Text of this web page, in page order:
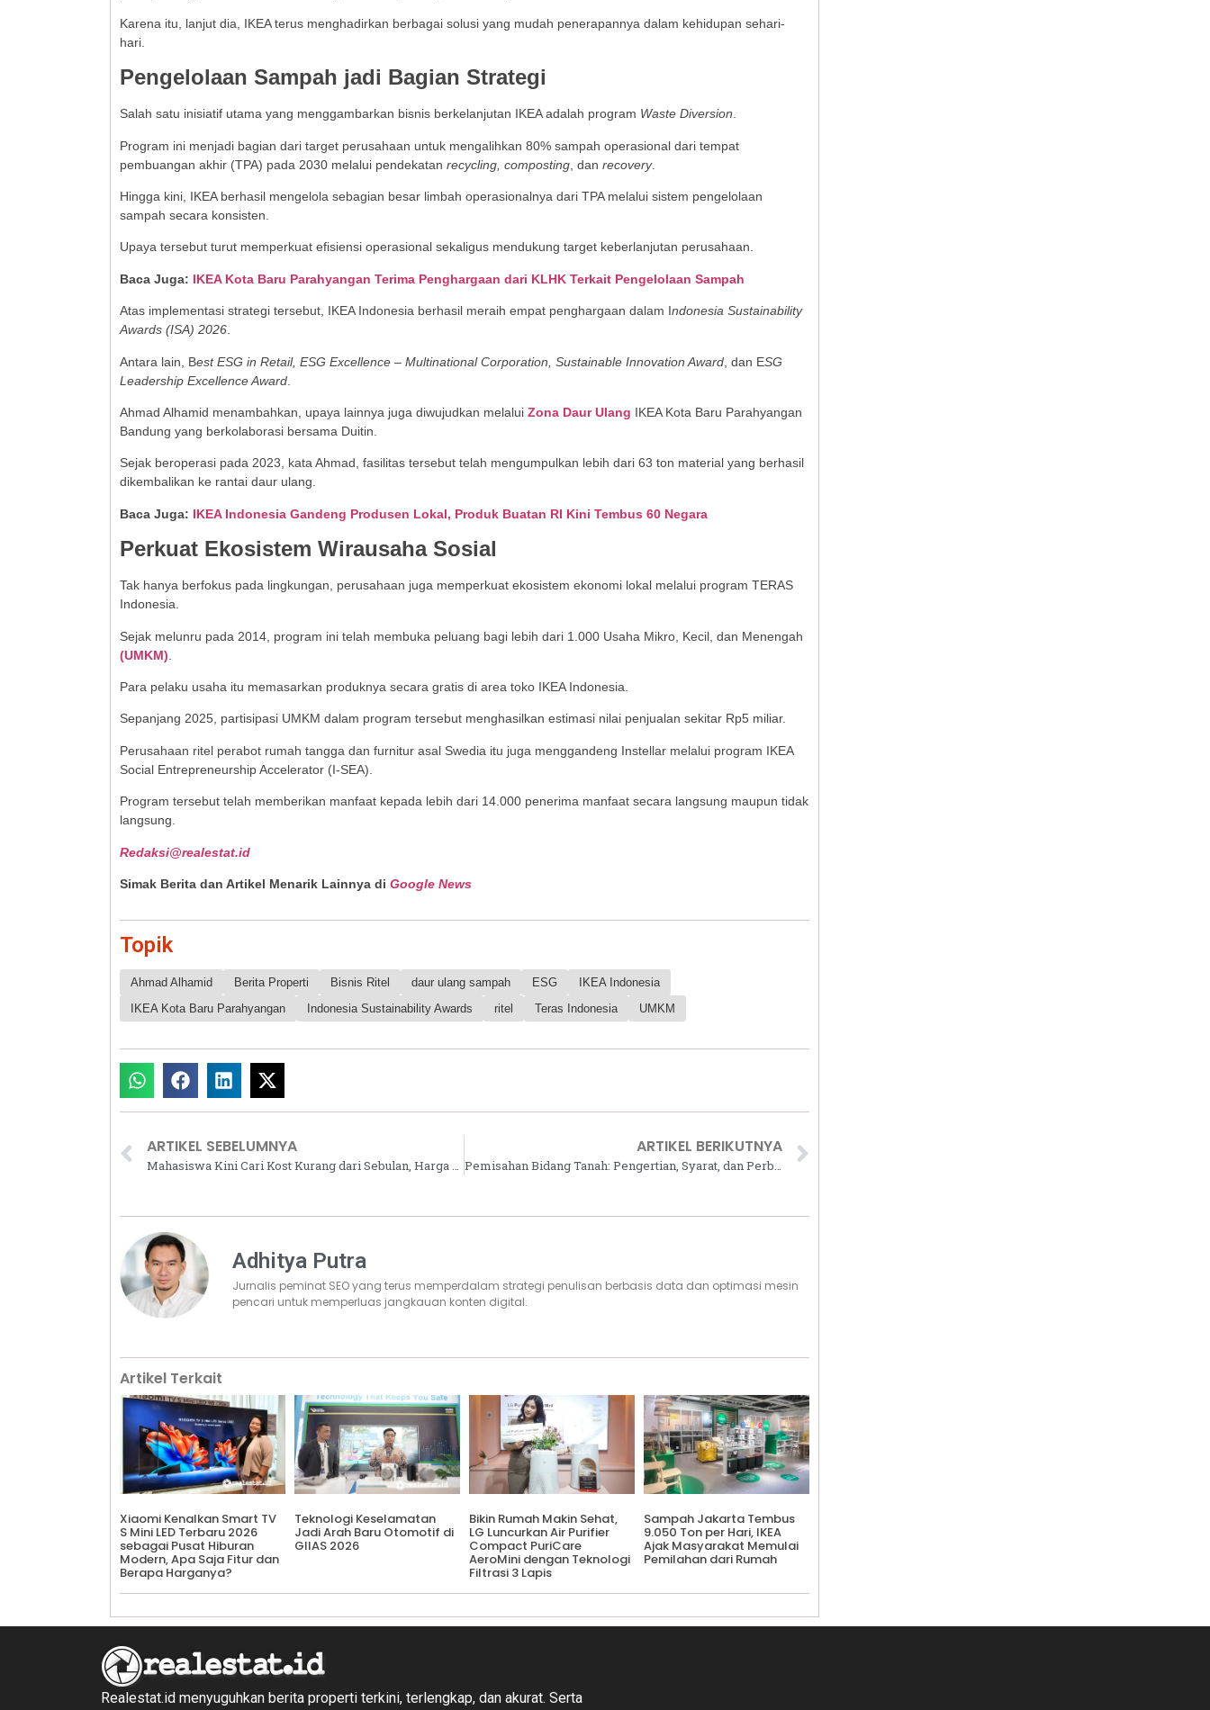
Karena itu, lanjut dia, IKEA terus menghadirkan berbagai solusi yang mudah penerapannya dalam kehidupan sehari-
hari.
Pengelolaan Sampah jadi Bagian Strategi
Salah satu inisiatif utama yang menggambarkan bisnis berkelanjutan IKEA adalah program Waste Diversion.
Program ini menjadi bagian dari target perusahaan untuk mengalihkan 80% sampah operasional dari tempat
pembuangan akhir (TPA) pada 2030 melalui pendekatan recycling, composting , dan recovery.
Hingga kini, IKEA berhasil mengelola sebagian besar limbah operasionalnya dari TPA melalui sistem pengelolaan
sampah secara konsisten.
Upaya tersebut turut memperkuat efisiensi operasional sekaligus mendukung target keberlanjutan perusahaan.
Baca Juga: IKEA Kota Baru Parahyangan Terima Penghargaan dari KLHK Terkait Pengelolaan Sampah
Atas implementasi strategi tersebut, IKEA Indonesia berhasil meraih empat penghargaan dalam Indonesia Sustainability
Awards (ISA) 2026.
Antara lain, Best ESG in Retail, ESG Excellence – Multinational Corporation, Sustainable Innovation Award , dan ESG
Leadership Excellence Award
Ahmad Alhamid menambahkan, upaya lainnya juga diwujudkan melalui Zona Daur Ulang IKEA Kota Baru Parahyangan
Bandung yang berkolaborasi bersama Duitin.
Sejak beroperasi pada 2023, kata Ahmad, fasilitas tersebut telah mengumpulkan lebih dari 63 ton material yang berhasil
dikembalikan ke rantai daur ulang.
Baca Juga: IKEA Indonesia Gandeng Produsen Lokal, Produk Buatan RI Kini Tembus 60 Negara
Perkuat Ekosistem Wirausaha Sosial
Tak hanya berfokus pada lingkungan, perusahaan juga memperkuat ekosistem ekonomi lokal melalui program TERAS
Indonesia.
Sejak melunru pada 2014, program ini telah membuka peluang bagi lebih dari 1.000 Usaha Mikro, Kecil, dan Menengah
(UMKM)
Para pelaku usaha itu memasarkan produknya secara gratis di area toko IKEA Indonesia.
Sepanjang 2025, partisipasi UMKM dalam program tersebut menghasilkan estimasi nilai penjualan sekitar Rp5 miliar.
Perusahaan ritel perabot rumah tangga dan furnitur asal Swedia itu juga menggandeng Instellar melalui program IKEA
Social Entrepreneurship Accelerator (I-SEA).
Program tersebut telah memberikan manfaat kepada lebih dari 14.000 penerima manfaat secara langsung maupun tidak
langsung.
Redaksi@realestat.id
Simak Berita dan Artikel Menarik Lainnya di Google News
Topik
Ahmad Alhamid Berita Properti Bisnis Ritel daur ulang sampah ESG
IKEA Indonesia
IKEA Kota Baru Parahyangan
Indonesia Sustainability Awards ritel Teras Indonesia UMKM
ARTIKEL SEBELUMNYA ARTIKEL BERIKUTNYA
Adhitya Putra
Jurnalis peminat SEO yang terus memperdalam strategi penulisan berbasis data dan optimasi mesin
pencari untuk memperluas jangkauan konten digital.
Artikel Terkait
Xiaomi Kenalkan Smart TV
S Mini LED Terbaru 2026
sebagai Pusat Hiburan
Modern, Apa Saja Fitur dan
Berapa Harganya?
Teknologi Keselamatan
Jadi Arah Baru Otomotif di
GIIAS 2026
Bikin Rumah Makin Sehat,
LG Luncurkan Air Purifier
Compact PuriCare
AeroMini dengan Teknologi
Filtrasi 3 Lapis
Sampah Jakarta Tembus
9.050 Ton per Hari, IKEA
Ajak Masyarakat Memulai
Pemilahan dari Rumah
Realestat.id menyuguhkan berita properti terkini, terlengkap, dan akurat. Serta